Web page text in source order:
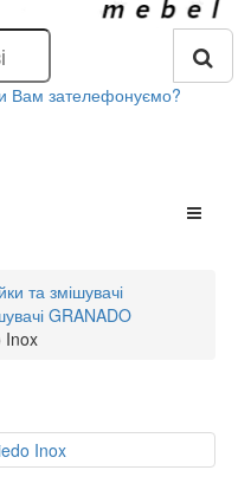
Вам зателефонуємо?
та змішувачі
GRANADO
Inox